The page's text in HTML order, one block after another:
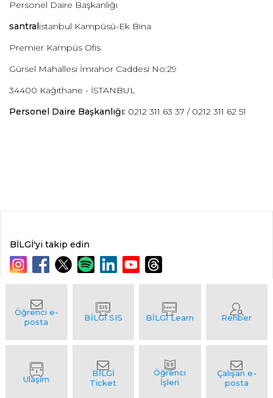
Personel Daire Başkanlığı
santralistanbul Kampüsü-Ek Bina
Premier Kampüs Ofis
Gürsel Mahallesi İmrahor Caddesi No:29
34400 Kağıthane - İSTANBUL
Personel Daire Başkanlığı: 0212 311 63 37 / 0212 311 62 51
BİLGİ'yi takip edin